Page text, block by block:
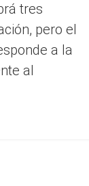
tres
pero el
a la
al